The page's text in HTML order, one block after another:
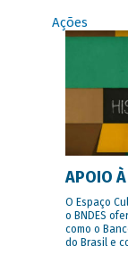
Ações
APOIO
O Espaço
o BNDES
como o
do Brasil e